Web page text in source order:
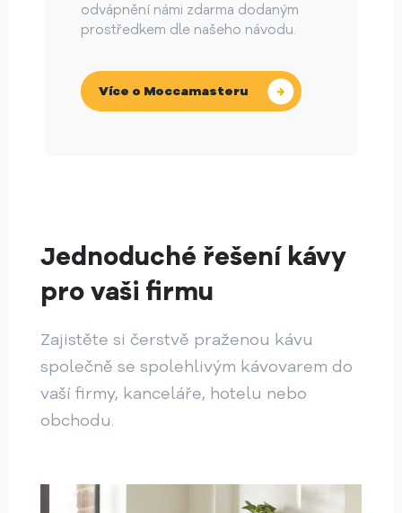
odvápnění námi zdarma dodaným
prostředkem dle našeho návodu.
Více o Moccamasteru
Jednoduché řešení kávy
pro vaši firmu
Zajistěte si čerstvě praženou kávu
společně se spolehlivým kávovarem do
vaší firmy, kanceláře, hotelu nebo
obchodu.